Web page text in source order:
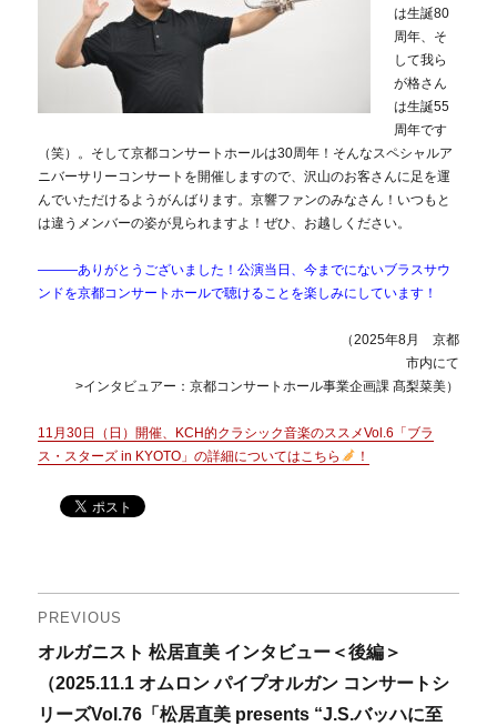
は生誕80
周年、そ
して我ら
が格さん
は生誕55
周年です
（笑）。そして京都コンサートホールは30周年！そんなスペシャルア
ニバーサリーコンサートを開催しますので、沢山のお客さんに足を運
んでいただけるようがんばります。京響ファンのみなさん！いつもと
は違うメンバーの姿が見られますよ！ぜひ、お越しください。
―――ありがとうございました！公演当日、今までにないブラスサウ
ンドを京都コンサートホールで聴けることを楽しみにしています！
（2025年8月 京都
市内にて
>インタビュアー：京都コンサートホール事業企画課 髙梨菜美）
11月30日（日）開催、KCH的クラシック音楽のススメVol.6「ブラ
ス・スターズ in KYOTO」の詳細についてはこちら
！
投
稿
ナ
PREVIOUS
Previous
post:
オルガニスト 松居直美 インタビュー＜後編＞
（2025.11.1 オムロン パイプオルガン コンサートシ
リーズVol.76「松居直美 presents “J.S.バッハに至